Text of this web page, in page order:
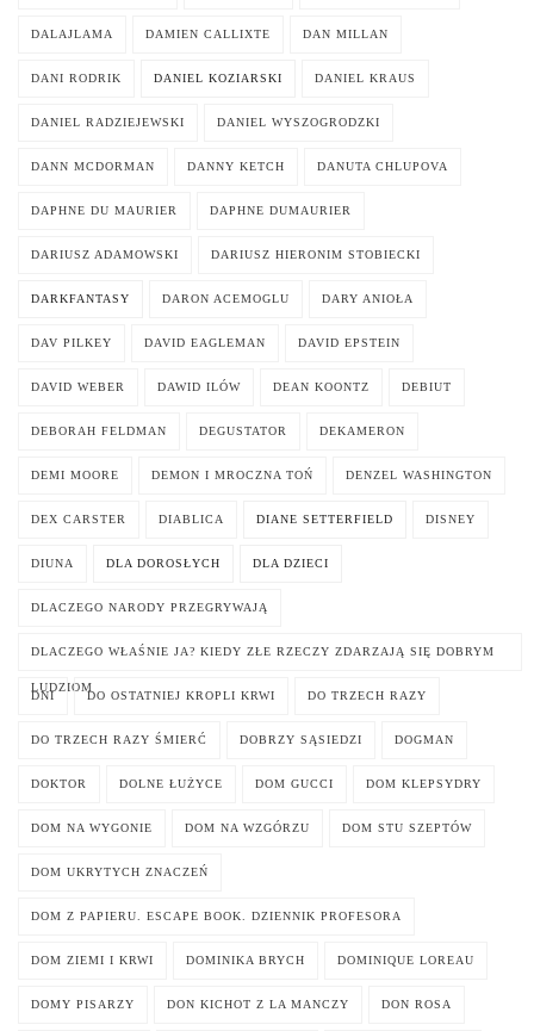
DALAJLAMA DAMIEN CALLIXTE DAN MILLAN
DANI RODRIK DANIEL KOZIARSKI DANIEL KRAUS
DANIEL RADZIEJEWSKI DANIEL WYSZOGRODZKI
DANN MCDORMAN DANNY KETCH DANUTA CHLUPOVA
DAPHNE DU MAURIER DAPHNE DUMAURIER
DARIUSZ ADAMOWSKI DARIUSZ HIERONIM STOBIECKI
DARKFANTASY DARON ACEMOGLU DARY ANIOŁA
DAV PILKEY DAVID EAGLEMAN DAVID EPSTEIN
DAVID WEBER DAWID ILÓW DEAN KOONTZ DEBIUT
DEBORAH FELDMAN DEGUSTATOR DEKAMERON
DEMI MOORE DEMON I MROCZNA TOŃ DENZEL WASHINGTON
DEX CARSTER DIABLICA DIANE SETTERFIELD DISNEY
DIUNA DLA DOROSŁYCH DLA DZIECI
DLACZEGO NARODY PRZEGRYWAJĄ
DLACZEGO WŁAŚNIE JA? KIEDY ZŁE RZECZY ZDARZAJĄ SIĘ DOBRYM
LUDZIOM
DNI DO OSTATNIEJ KROPLI KRWI DO TRZECH RAZY
DO TRZECH RAZY ŚMIERĆ DOBRZY SĄSIEDZI DOGMAN
DOKTOR DOLNE ŁUŻYCE DOM GUCCI DOM KLEPSYDRY
DOM NA WYGONIE DOM NA WZGÓRZU DOM STU SZEPTÓW
DOM UKRYTYCH ZNACZEŃ
DOM Z PAPIERU. ESCAPE BOOK. DZIENNIK PROFESORA
DOM ZIEMI I KRWI DOMINIKA BRYCH DOMINIQUE LOREAU
DOMY PISARZY DON KICHOT Z LA MANCZY DON ROSA